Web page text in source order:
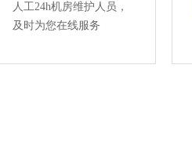
人工24h机房维护人员，
及时为您在线服务